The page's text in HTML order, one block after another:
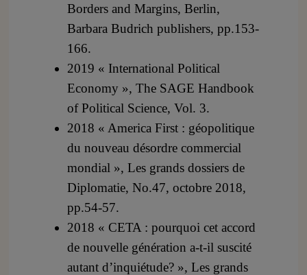
Borders and Margins, Berlin,
Barbara Budrich publishers, pp.153-
166.
2019 « International Political
Economy », The SAGE Handbook
of Political Science, Vol. 3.
2018 « America First : géopolitique
du nouveau désordre commercial
mondial », Les grands dossiers de
Diplomatie, No.47, octobre 2018,
pp.54-57.
2018 « CETA : pourquoi cet accord
de nouvelle génération a-t-il suscité
autant d’inquiétude? », Les grands